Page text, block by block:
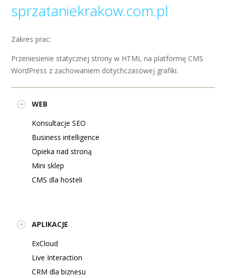
sprzataniekrakow.com.pl
Zakres prac:
Przeniesienie statycznej strony w HTML na platformę CMS
WordPress z zachowaniem dotychczasowej grafiki.
WEB
Konsultacje SEO
Business intelligence
Opieka nad stroną
Mini sklep
CMS dla hosteli
APLIKACJE
ExCloud
Live Interaction
CRM dla biznesu